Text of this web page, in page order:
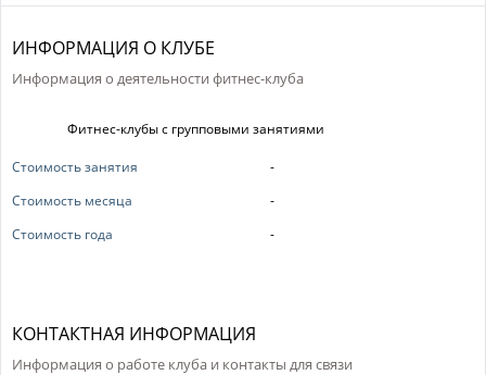
ИНФОРМАЦИЯ О КЛУБЕ
Информация о деятельности фитнес-клуба
Фитнес-клубы с групповыми занятиями
Стоимость занятия
-
Стоимость месяца
-
Стоимость года
-
КОНТАКТНАЯ ИНФОРМАЦИЯ
Информация о работе клуба и контакты для связи